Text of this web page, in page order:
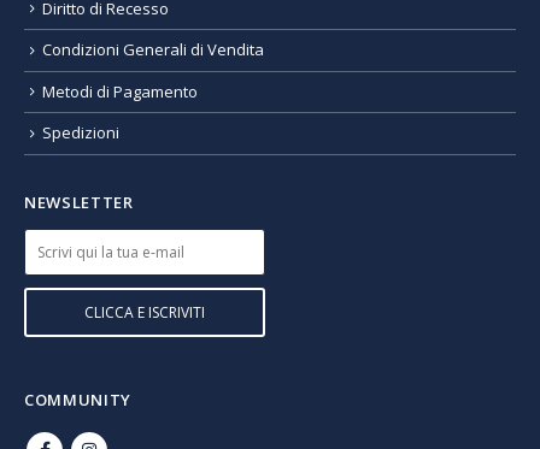
Diritto di Recesso
Condizioni Generali di Vendita
Metodi di Pagamento
Spedizioni
NEWSLETTER
COMMUNITY